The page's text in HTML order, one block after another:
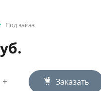
Под заказ
+ Заказать